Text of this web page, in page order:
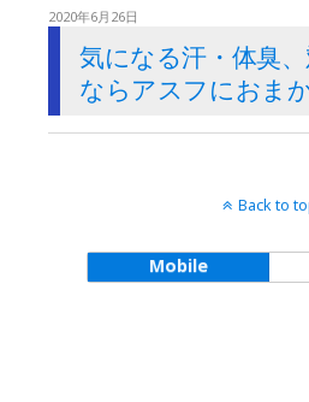
2020年6月26日
気になる汗・体臭
ならアスフにおま
Back to
Mobile